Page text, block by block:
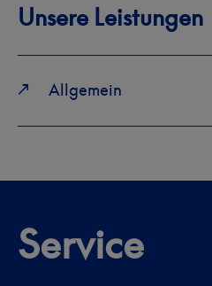
Unsere Leistungen
Allgemein
Service